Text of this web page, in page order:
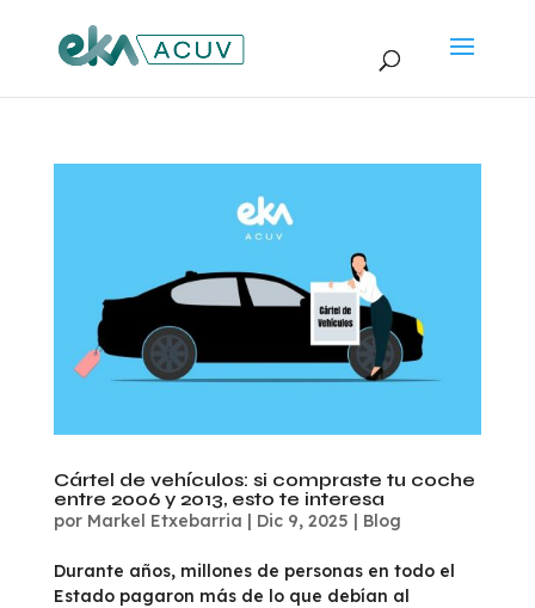
Cártel de vehículos: si compraste tu coche
entre 2006 y 2013, esto te interesa
por Markel Etxebarria | Dic 9, 2025 | Blog
Durante años, millones de personas en todo el
Estado pagaron más de lo que debían al